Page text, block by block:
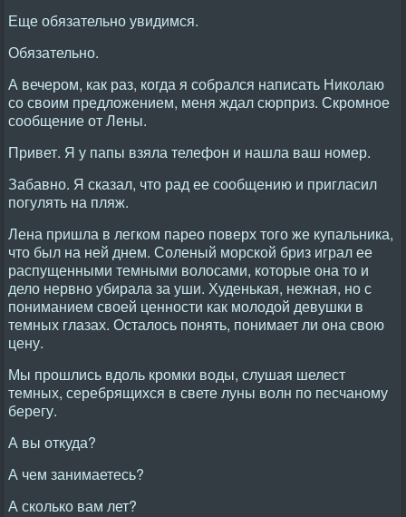
Еще обязательно увидимся.
Обязательно.
А вечером, как раз, когда я собрался написать Николаю
со своим предложением, меня ждал сюрприз. Скромное
сообщение от Лены.
Привет. Я у папы взяла телефон и нашла ваш номер.
Забавно. Я сказал, что рад ее сообщению и пригласил
погулять на пляж.
Лена пришла в легком парео поверх того же купальника,
что был на ней днем. Соленый морской бриз играл ее
распущенными темными волосами, которые она то и
дело нервно убирала за уши. Худенькая, нежная, но с
пониманием своей ценности как молодой девушки в
темных глазах. Осталось понять, понимает ли она свою
цену.
Мы прошлись вдоль кромки воды, слушая шелест
темных, серебрящихся в свете луны волн по песчаному
берегу.
А вы откуда?
А чем занимаетесь?
А сколько вам лет?